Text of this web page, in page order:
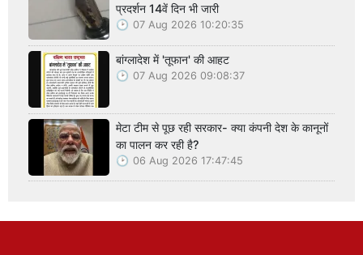
प्रदर्शन 14वें दिन भी जारी
07 Aug 2026 10:20:35
बांग्लादेश में 'तूफान' की आहट
07 Aug 2026 09:08:37
मेटा टीम से पूछ रही सरकार- क्या कंपनी देश के कानूनों
का पालन कर रही है?
06 Aug 2026 17:47:45